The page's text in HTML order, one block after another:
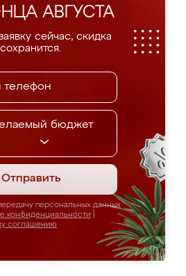
АВГУСТА
сейчас, скидка
сохранится.
бюджет
Отправить
персональных данных
конфиденциальности
соглашению